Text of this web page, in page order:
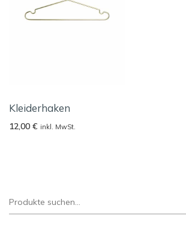
Kleiderhaken
12,00 € inkl. MwSt.
Suche